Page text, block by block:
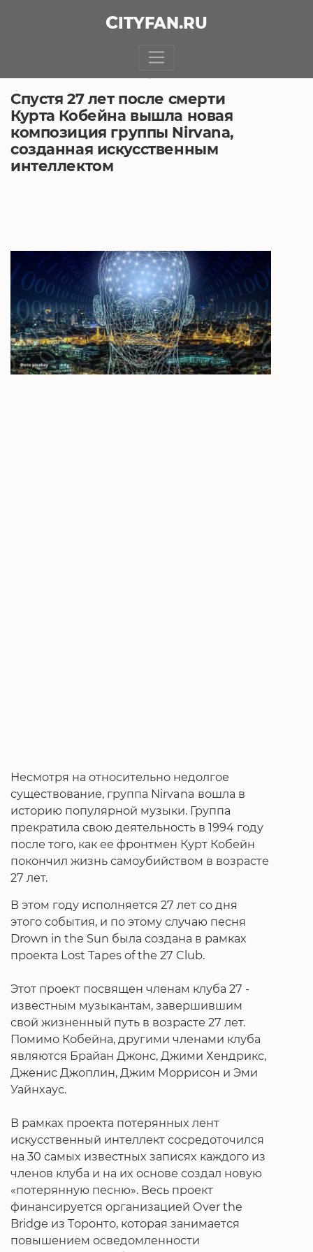
CITYFAN.RU
Спустя 27 лет после смерти
Курта Кобейна вышла новая
композиция группы Nirvana,
созданная искусственным
интеллектом
Несмотря на относительно недолгое
существование, группа Nirvana вошла в
историю популярной музыки. Группа
прекратила свою деятельность в 1994 году
после того, как ее фронтмен Курт Кобейн
покончил жизнь самоубийством в возрасте
27 лет.
В этом году исполняется 27 лет со дня
этого события, и по этому случаю песня
Drown in the Sun была создана в рамках
проекта Lost Tapes of the 27 Club.
Этот проект посвящен членам клуба 27 -
известным музыкантам, завершившим
свой жизненный путь в возрасте 27 лет.
Помимо Кобейна, другими членами клуба
являются Брайан Джонс, Джими Хендрикс,
Дженис Джоплин, Джим Моррисон и Эми
Уайнхаус.
В рамках проекта потерянных лент
искусственный интеллект сосредоточился
на 30 самых известных записях каждого из
членов клуба и на их основе создал новую
«потерянную песню». Весь проект
финансируется организацией Over the
Bridge из Торонто, которая занимается
повышением осведомленности